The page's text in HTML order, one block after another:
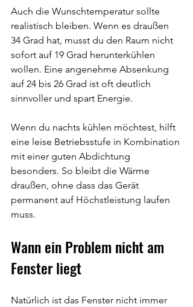
Auch die Wunschtemperatur sollte
realistisch bleiben. Wenn es draußen
34 Grad hat, musst du den Raum nicht
sofort auf 19 Grad herunterkühlen
wollen. Eine angenehme Absenkung
auf 24 bis 26 Grad ist oft deutlich
sinnvoller und spart Energie.
Wenn du nachts kühlen möchtest, hilft
eine leise Betriebsstufe in Kombination
mit einer guten Abdichtung
besonders. So bleibt die Wärme
draußen, ohne dass das Gerät
permanent auf Höchstleistung laufen
muss.
Wann ein Problem nicht am
Fenster liegt
Natürlich ist das Fenster nicht immer